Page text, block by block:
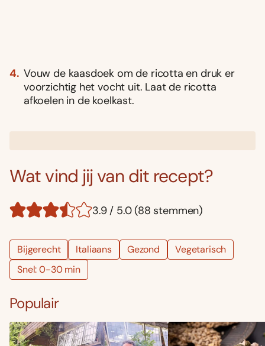
Vouw de kaasdoek om de ricotta en druk er
voorzichtig het vocht uit. Laat de ricotta
afkoelen in de koelkast.
Wat vind jij van dit recept?
3.9 / 5.0 (88 stemmen)
Bijgerecht Italiaans Gezond
Vegetarisch
Snel: 0-30 min
Populair